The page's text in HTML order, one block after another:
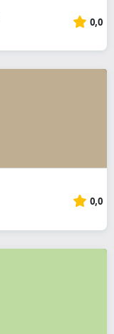
0,0
0,0